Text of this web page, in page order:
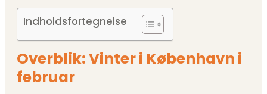
Indholdsfortegnelse
Overblik: Vinter i København i
februar